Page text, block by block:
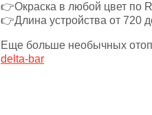
👉Окраска в любой цвет по
👉Длина устройства от 720
Еще больше необычных
delta-bar